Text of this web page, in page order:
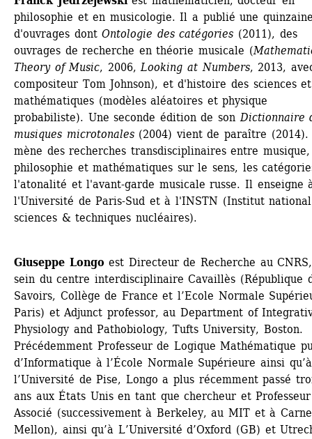
philosophie et en musicologie. Il a publié une
d'ouvrages dont Ontologie des catégories (2011), des
ouvrages de recherche en théorie musicale (
Theory of Music, 2006, Looking at Numbers, 2013,
compositeur Tom Johnson), et d'histoire des sciences
mathématiques (modèles aléatoires et physique
probabiliste). Une seconde édition de son Dictionnaire
musiques microtonales(2004) vient de paraître
mène des recherches transdisciplinaires entre musique,
philosophie et mathématiques sur le sens, les
l'atonalité et l'avant-garde musicale russe. Il enseigne
l'Université de Paris-Sud et à l'INSTN (Institut
sciences & techniques nucléaires).
Giuseppe Longo est Directeur de Recherche au
sein du centre interdisciplinaire Cavaillès (République
Savoirs, Collège de France et l’Ecole Normale
Paris) et Adjunct professor, au Department of
Physiology and Pathobiology, Tufts University, Boston.
Précédemment Professeur de Logique Mathématique
d’Informatique à l’École Normale Supérieure ainsi qu’à
l’Université de Pise, Longo a plus récemment passé
ans aux États Unis en tant que chercheur et Professeur
Associé (successivement à Berkeley, au MIT et à
Mellon), ainsi qu’à L’Université d’Oxford (GB) et